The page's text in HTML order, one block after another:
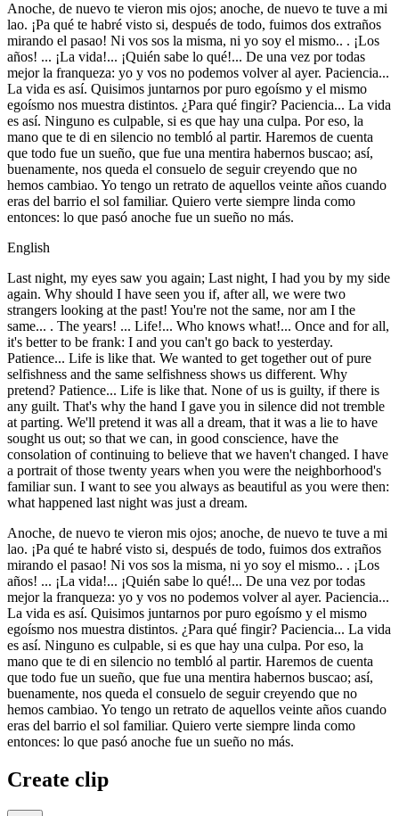
Anoche, de nuevo te vieron mis ojos; anoche, de nuevo te tuve a mi
lao. ¡Pa qué te habré visto si, después de todo, fuimos dos extraños
mirando el pasao! Ni vos sos la misma, ni yo soy el mismo.. . ¡Los
años! ... ¡La vida!... ¡Quién sabe lo qué!... De una vez por todas
mejor la franqueza: yo y vos no podemos volver al ayer. Paciencia...
La vida es así. Quisimos juntarnos por puro egoísmo y el mismo
egoísmo nos muestra distintos. ¿Para qué fingir? Paciencia... La vida
es así. Ninguno es culpable, si es que hay una culpa. Por eso, la
mano que te di en silencio no tembló al partir. Haremos de cuenta
que todo fue un sueño, que fue una mentira habernos buscao; así,
buenamente, nos queda el consuelo de seguir creyendo que no
hemos cambiao. Yo tengo un retrato de aquellos veinte años cuando
eras del barrio el sol familiar. Quiero verte siempre linda como
entonces: lo que pasó anoche fue un sueño no más.
English
Last night, my eyes saw you again; Last night, I had you by my side
again. Why should I have seen you if, after all, we were two
strangers looking at the past! You're not the same, nor am I the
same... . The years! ... Life!... Who knows what!... Once and for all,
it's better to be frank: I and you can't go back to yesterday.
Patience... Life is like that. We wanted to get together out of pure
selfishness and the same selfishness shows us different. Why
pretend? Patience... Life is like that. None of us is guilty, if there is
any guilt. That's why the hand I gave you in silence did not tremble
at parting. We'll pretend it was all a dream, that it was a lie to have
sought us out; so that we can, in good conscience, have the
consolation of continuing to believe that we haven't changed. I have
a portrait of those twenty years when you were the neighborhood's
familiar sun. I want to see you always as beautiful as you were then:
what happened last night was just a dream.
Anoche, de nuevo te vieron mis ojos; anoche, de nuevo te tuve a mi
lao. ¡Pa qué te habré visto si, después de todo, fuimos dos extraños
mirando el pasao! Ni vos sos la misma, ni yo soy el mismo.. . ¡Los
años! ... ¡La vida!... ¡Quién sabe lo qué!... De una vez por todas
mejor la franqueza: yo y vos no podemos volver al ayer. Paciencia...
La vida es así. Quisimos juntarnos por puro egoísmo y el mismo
egoísmo nos muestra distintos. ¿Para qué fingir? Paciencia... La vida
es así. Ninguno es culpable, si es que hay una culpa. Por eso, la
mano que te di en silencio no tembló al partir. Haremos de cuenta
que todo fue un sueño, que fue una mentira habernos buscao; así,
buenamente, nos queda el consuelo de seguir creyendo que no
hemos cambiao. Yo tengo un retrato de aquellos veinte años cuando
eras del barrio el sol familiar. Quiero verte siempre linda como
entonces: lo que pasó anoche fue un sueño no más.
Create clip